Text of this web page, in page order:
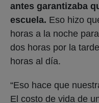
antes garantizaba
escuela. Eso hizo
horas a la noche
dos horas por la
horas al día.
“Eso hace que
El costo de vida de